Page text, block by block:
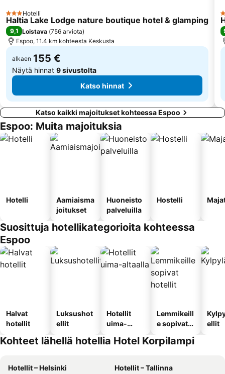
Kino Tapiola
Kämp Galleria
Helsingin tuomiokirkko
Finnish National Opera
Eteläsatama
3 Tähtiluokitus
Hotelli
Haltia Lake Lodge nature boutique hotel & glamping
9,1 Loistava (756 arviota)
Espoo, 11.4 km kohteesta Keskusta
alkaen 155 €
Näytä hinnat 9 sivustolta
Katso hinnat
Katso kaikki majoitukset kohteessa Espoo
Espoo: Muita majoituksia
Hotelli
Aamiaisma
joitukset
Huoneisto
palveluilla
Hostelli
Suosittuja hotellikategorioita kohteessa
Espoo
Halvat
hotellit
Luksushot
ellit
Hotellit
uima-
Lemmikeill
e sopivat
ellit
Kohteet lähellä hotellia Hotel Korpilampi
Hotellit – Helsinki
Hotellit – Tallinna